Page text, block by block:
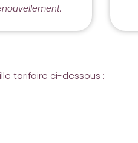
tarifaire ci-dessous :